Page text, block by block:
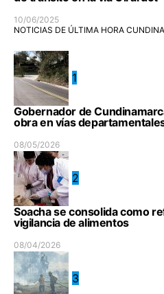
10/06/2025
NOTICIAS DE ÚLTIMA HORA
1
Gobernador de
obra en vías
08/05/2026
2
Soacha se consolida como
vigilancia de alimentos
08/04/2026
3